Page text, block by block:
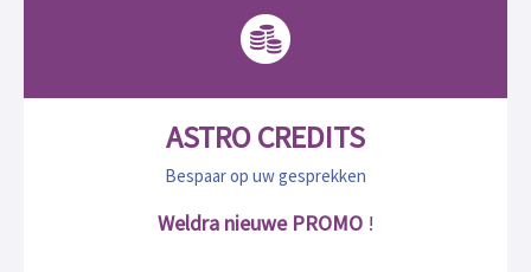
ASTRO CREDITS
Bespaar op uw gesprekken
Weldra nieuwe PROMO !